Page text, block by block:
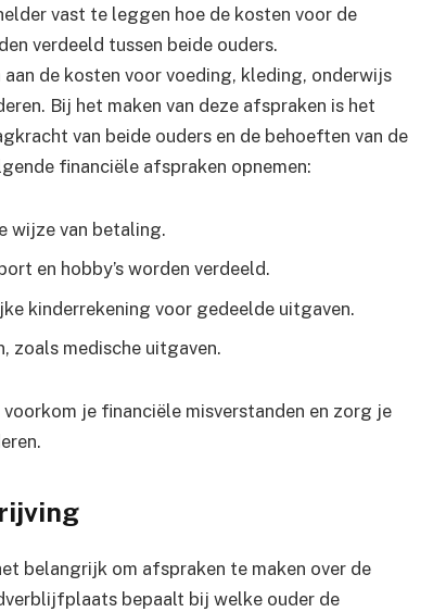
vast te leggen hoe de kosten voor de
verdeeld tussen beide ouders.
de kosten voor voeding, kleding, onderwijs
Bij het maken van deze afspraken is het
van beide ouders en de behoeften van de
financiële afspraken opnemen:
wijze van betaling.
en hobby’s worden verdeeld.
kinderrekening voor gedeelde uitgaven.
zoals medische uitgaven.
je financiële misverstanden en zorg je
belangrijk om afspraken te maken over de
bepaalt bij welke ouder de